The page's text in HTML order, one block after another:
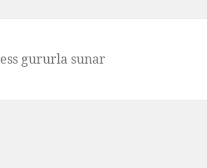
gururla sunar